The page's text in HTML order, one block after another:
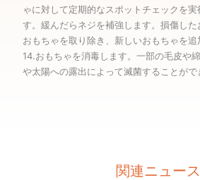
ゃに対して定期的なスポットチェックを実
す。緩んだらネジを補強します。損傷し
おもちゃを取り除き、新しいおもちゃを追
14.おもちゃを消毒します。一部の毛皮や
や太陽への露出によって滅菌することがで
関連ニュース